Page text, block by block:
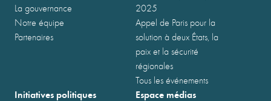
La gouvernance
Notre équipe
Partenaires
2025
Appel de Paris pour la
solution à deux États, la
paix et la sécurité
régionales
Tous les événements
Initiatives politiques Espace médias